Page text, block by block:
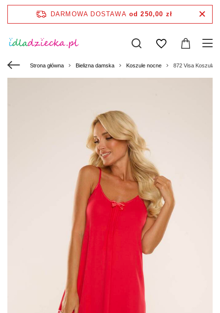
DARMOWA DOSTAWA od 250,00 zł
Strona główna Bielizna damska Koszule nocne 872 Visa Koszula